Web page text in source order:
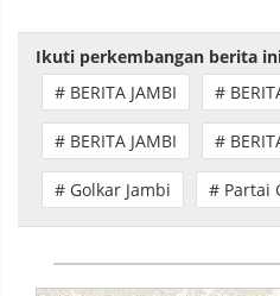
Ikuti perkembangan berita
# BERITA JAMBI
#
# BERITA JAMBI #
# Golkar Jambi # Partai